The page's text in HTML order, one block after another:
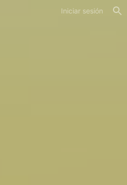
Iniciar sesión